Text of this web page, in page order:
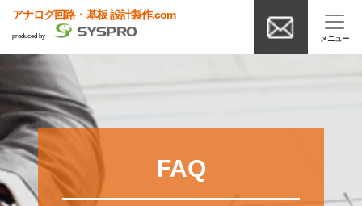
アナログ回路・基板 設計製作.com
produced by
FAQ